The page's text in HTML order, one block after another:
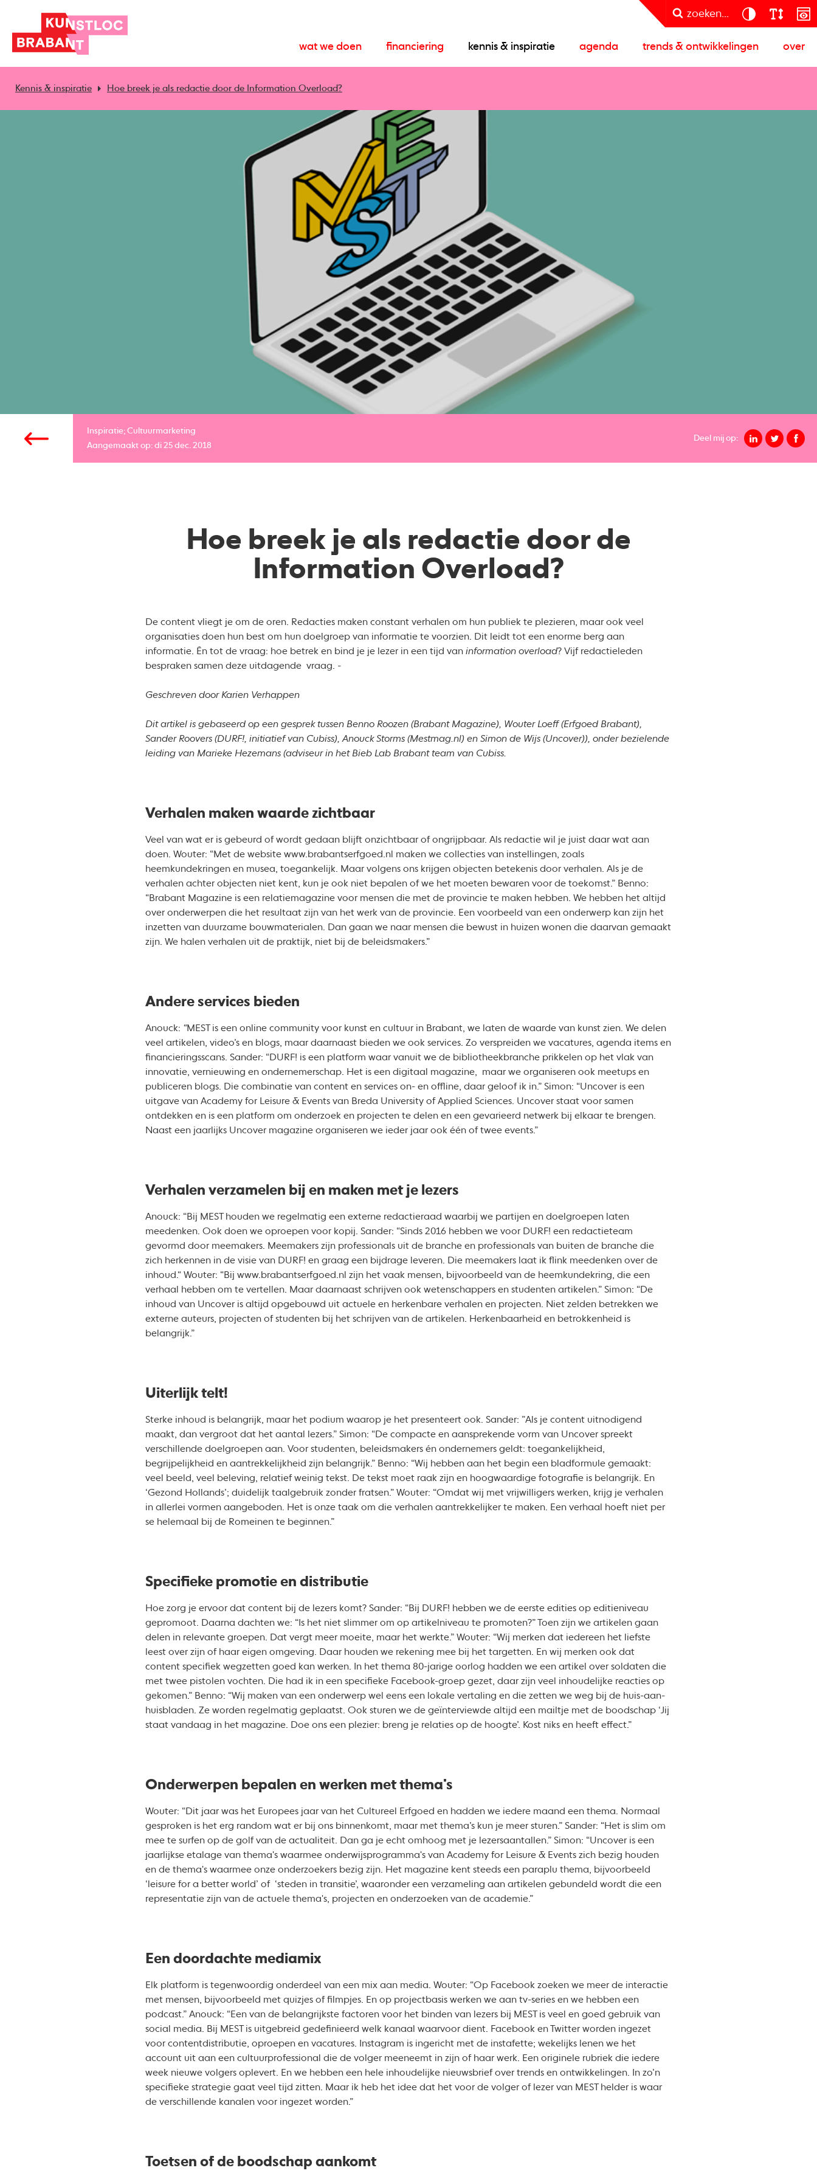
zoeken...
wat we doen financiering kennis & inspiratie agenda trends & ontwikkelingen over
Kennis & inspiratie Hoe breek je als redactie door de Information Overload?
Inspiratie; Cultuurmarketing
Aangemaakt op: di 25 dec. 2018
Deel mij op:
Hoe breek je als redactie door de
Information Overload?
De content vliegt je om de oren. Redacties maken constant verhalen om hun publiek te plezieren, maar ook veel
organisaties doen hun best om hun doelgroep van informatie te voorzien. Dit leidt tot een enorme berg aan
informatie. Én tot de vraag: hoe betrek en bind je je lezer in een tijd van information overload? Vijf redactieleden
bespraken samen deze uitdagende vraag. -
Geschreven door Karien Verhappen
Dit artikel is gebaseerd op een gesprek tussen Benno Roozen (Brabant Magazine), Wouter Loeff (Erfgoed Brabant),
Sander Roovers (DURF!, initiatief van Cubiss), Anouck Storms (Mestmag.nl) en Simon de Wijs (Uncover)), onder bezielende
leiding van Marieke Hezemans (adviseur in het Bieb Lab Brabant team van Cubiss.
Verhalen maken waarde zichtbaar
Veel van wat er is gebeurd of wordt gedaan blijft onzichtbaar of ongrijpbaar. Als redactie wil je juist daar wat aan
doen. Wouter: “Met de website www.brabantserfgoed.nl maken we collecties van instellingen, zoals
heemkundekringen en musea, toegankelijk. Maar volgens ons krijgen objecten betekenis door verhalen. Als je de
verhalen achter objecten niet kent, kun je ook niet bepalen of we het moeten bewaren voor de toekomst.” Benno:
“Brabant Magazine is een relatiemagazine voor mensen die met de provincie te maken hebben. We hebben het altijd
over onderwerpen die het resultaat zijn van het werk van de provincie. Een voorbeeld van een onderwerp kan zijn het
inzetten van duurzame bouwmaterialen. Dan gaan we naar mensen die bewust in huizen wonen die daarvan gemaakt
zijn. We halen verhalen uit de praktijk, niet bij de beleidsmakers.”
Andere services bieden
Anouck: “MEST is een online community voor kunst en cultuur in Brabant, we laten de waarde van kunst zien. We delen
veel artikelen, video’s en blogs, maar daarnaast bieden we ook services. Zo verspreiden we vacatures, agenda items en
financieringsscans. Sander: “DURF! is een platform waar vanuit we de bibliotheekbranche prikkelen op het vlak van
innovatie, vernieuwing en ondernemerschap. Het is een digitaal magazine, maar we organiseren ook meetups en
publiceren blogs. Die combinatie van content en services on- en offline, daar geloof ik in.” Simon: “Uncover is een
uitgave van Academy for Leisure & Events van Breda University of Applied Sciences. Uncover staat voor samen
ontdekken en is een platform om onderzoek en projecten te delen en een gevarieerd netwerk bij elkaar te brengen.
Naast een jaarlijks Uncover magazine organiseren we ieder jaar ook één of twee events.”
Verhalen verzamelen bij en maken met je lezers
Anouck: “Bij MEST houden we regelmatig een externe redactieraad waarbij we partijen en doelgroepen laten
meedenken. Ook doen we oproepen voor kopij. Sander: “Sinds 2016 hebben we voor DURF! een redactieteam
gevormd door meemakers. Meemakers zijn professionals uit de branche en professionals van buiten de branche die
zich herkennen in de visie van DURF! en graag een bijdrage leveren. Die meemakers laat ik flink meedenken over de
inhoud.“ Wouter: “Bij www.brabantserfgoed.nl zijn het vaak mensen, bijvoorbeeld van de heemkundekring, die een
verhaal hebben om te vertellen. Maar daarnaast schrijven ook wetenschappers en studenten artikelen.” Simon: “De
inhoud van Uncover is altijd opgebouwd uit actuele en herkenbare verhalen en projecten. Niet zelden betrekken we
externe auteurs, projecten of studenten bij het schrijven van de artikelen. Herkenbaarheid en betrokkenheid is
belangrijk.”
Uiterlijk telt!
Sterke inhoud is belangrijk, maar het podium waarop je het presenteert ook. Sander: ”Als je content uitnodigend
maakt, dan vergroot dat het aantal lezers.” Simon: “De compacte en aansprekende vorm van Uncover spreekt
verschillende doelgroepen aan. Voor studenten, beleidsmakers én ondernemers geldt: toegankelijkheid,
begrijpelijkheid en aantrekkelijkheid zijn belangrijk.” Benno: “Wij hebben aan het begin een bladformule gemaakt:
veel beeld, veel beleving, relatief weinig tekst. De tekst moet raak zijn en hoogwaardige fotografie is belangrijk. En
‘Gezond Hollands’; duidelijk taalgebruik zonder fratsen.” Wouter: “Omdat wij met vrijwilligers werken, krijg je verhalen
in allerlei vormen aangeboden. Het is onze taak om die verhalen aantrekkelijker te maken. Een verhaal hoeft niet per
se helemaal bij de Romeinen te beginnen.”
Specifieke promotie en distributie
Hoe zorg je ervoor dat content bij de lezers komt? Sander: “Bij DURF! hebben we de eerste edities op editieniveau
gepromoot. Daarna dachten we: “Is het niet slimmer om op artikelniveau te promoten?” Toen zijn we artikelen gaan
delen in relevante groepen. Dat vergt meer moeite, maar het werkte.” Wouter: “Wij merken dat iedereen het liefste
leest over zijn of haar eigen omgeving. Daar houden we rekening mee bij het targetten. En wij merken ook dat
content specifiek wegzetten goed kan werken. In het thema 80-jarige oorlog hadden we een artikel over soldaten die
met twee pistolen vochten. Die had ik in een specifieke Facebook-groep gezet, daar zijn veel inhoudelijke reacties op
gekomen.” Benno: “Wij maken van een onderwerp wel eens een lokale vertaling en die zetten we weg bij de huis-aan-
huisbladen. Ze worden regelmatig geplaatst. Ook sturen we de geïnterviewde altijd een mailtje met de boodschap ‘Jij
staat vandaag in het magazine. Doe ons een plezier: breng je relaties op de hoogte’. Kost niks en heeft effect.”
Onderwerpen bepalen en werken met thema’s
Wouter: “Dit jaar was het Europees jaar van het Cultureel Erfgoed en hadden we iedere maand een thema. Normaal
gesproken is het erg random wat er bij ons binnenkomt, maar met thema’s kun je meer sturen.” Sander: “Het is slim om
mee te surfen op de golf van de actualiteit. Dan ga je echt omhoog met je lezersaantallen.” Simon: “Uncover is een
jaarlijkse etalage van thema's waarmee onderwijsprogramma's van Academy for Leisure & Events zich bezig houden
en de thema's waarmee onze onderzoekers bezig zijn. Het magazine kent steeds een paraplu thema, bijvoorbeeld
‘leisure for a better world’ of ‘steden in transitie’, waaronder een verzameling aan artikelen gebundeld wordt die een
representatie zijn van de actuele thema's, projecten en onderzoeken van de academie.”
Een doordachte mediamix
Elk platform is tegenwoordig onderdeel van een mix aan media. Wouter: “Op Facebook zoeken we meer de interactie
met mensen, bijvoorbeeld met quizjes of filmpjes. En op projectbasis werken we aan tv-series en we hebben een
podcast.” Anouck: “Een van de belangrijkste factoren voor het binden van lezers bij MEST is veel en goed gebruik van
social media. Bij MEST is uitgebreid gedefinieerd welk kanaal waarvoor dient. Facebook en Twitter worden ingezet
voor contentdistributie, oproepen en vacatures. Instagram is ingericht met de instafette; wekelijks lenen we het
account uit aan een cultuurprofessional die de volger meeneemt in zijn of haar werk. Een originele rubriek die iedere
week nieuwe volgers oplevert. En we hebben een hele inhoudelijke nieuwsbrief over trends en ontwikkelingen. In zo’n
specifieke strategie gaat veel tijd zitten. Maar ik heb het idee dat het voor de volger of lezer van MEST helder is waar
de verschillende kanalen voor ingezet worden.”
Toetsen of de boodschap aankomt